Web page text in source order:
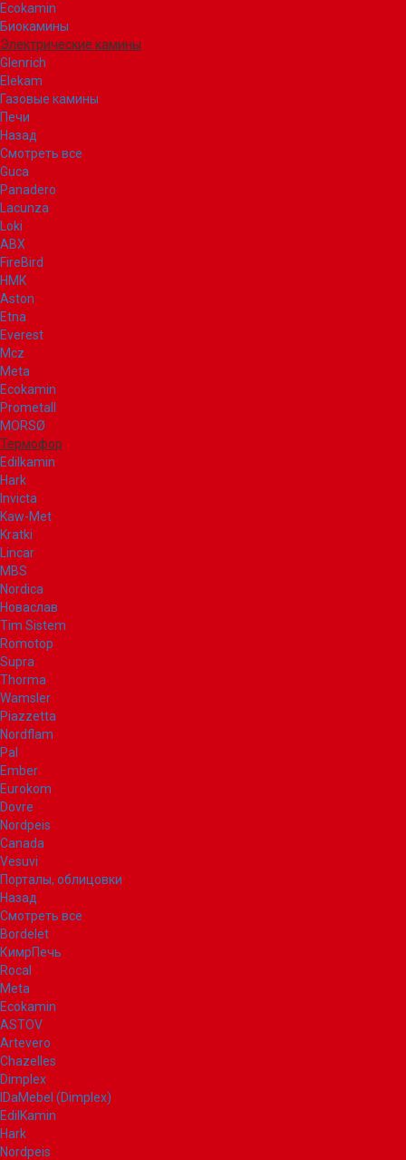
Ecokamin
Биокамины
Электрические камины
Glenrich
Elekam
Газовые камины
Печи
Назад
Смотреть все
Guca
Panadero
Lacunza
Loki
ABX
FireBird
НМК
Aston
Etna
Everest
Mcz
Meta
Ecokamin
Prometall
MORSØ
Термофор
Edilkamin
Hark
Invicta
Kaw-Met
Kratki
Lincar
MBS
Nordica
Новаслав
Tim Sistem
Romotop
Supra
Thorma
Wamsler
Piazzetta
Nordflam
Pal
Ember
Eurokom
Dovre
Nordpeis
Canada
Vesuvi
Порталы, облицовки
Назад
Смотреть все
Bordelet
КимрПечь
Rocal
Meta
Ecokamin
ASTOV
Artevero
Chazelles
Dimplex
IDaMebel (Dimplex)
EdilKamin
Hark
Nordpeis